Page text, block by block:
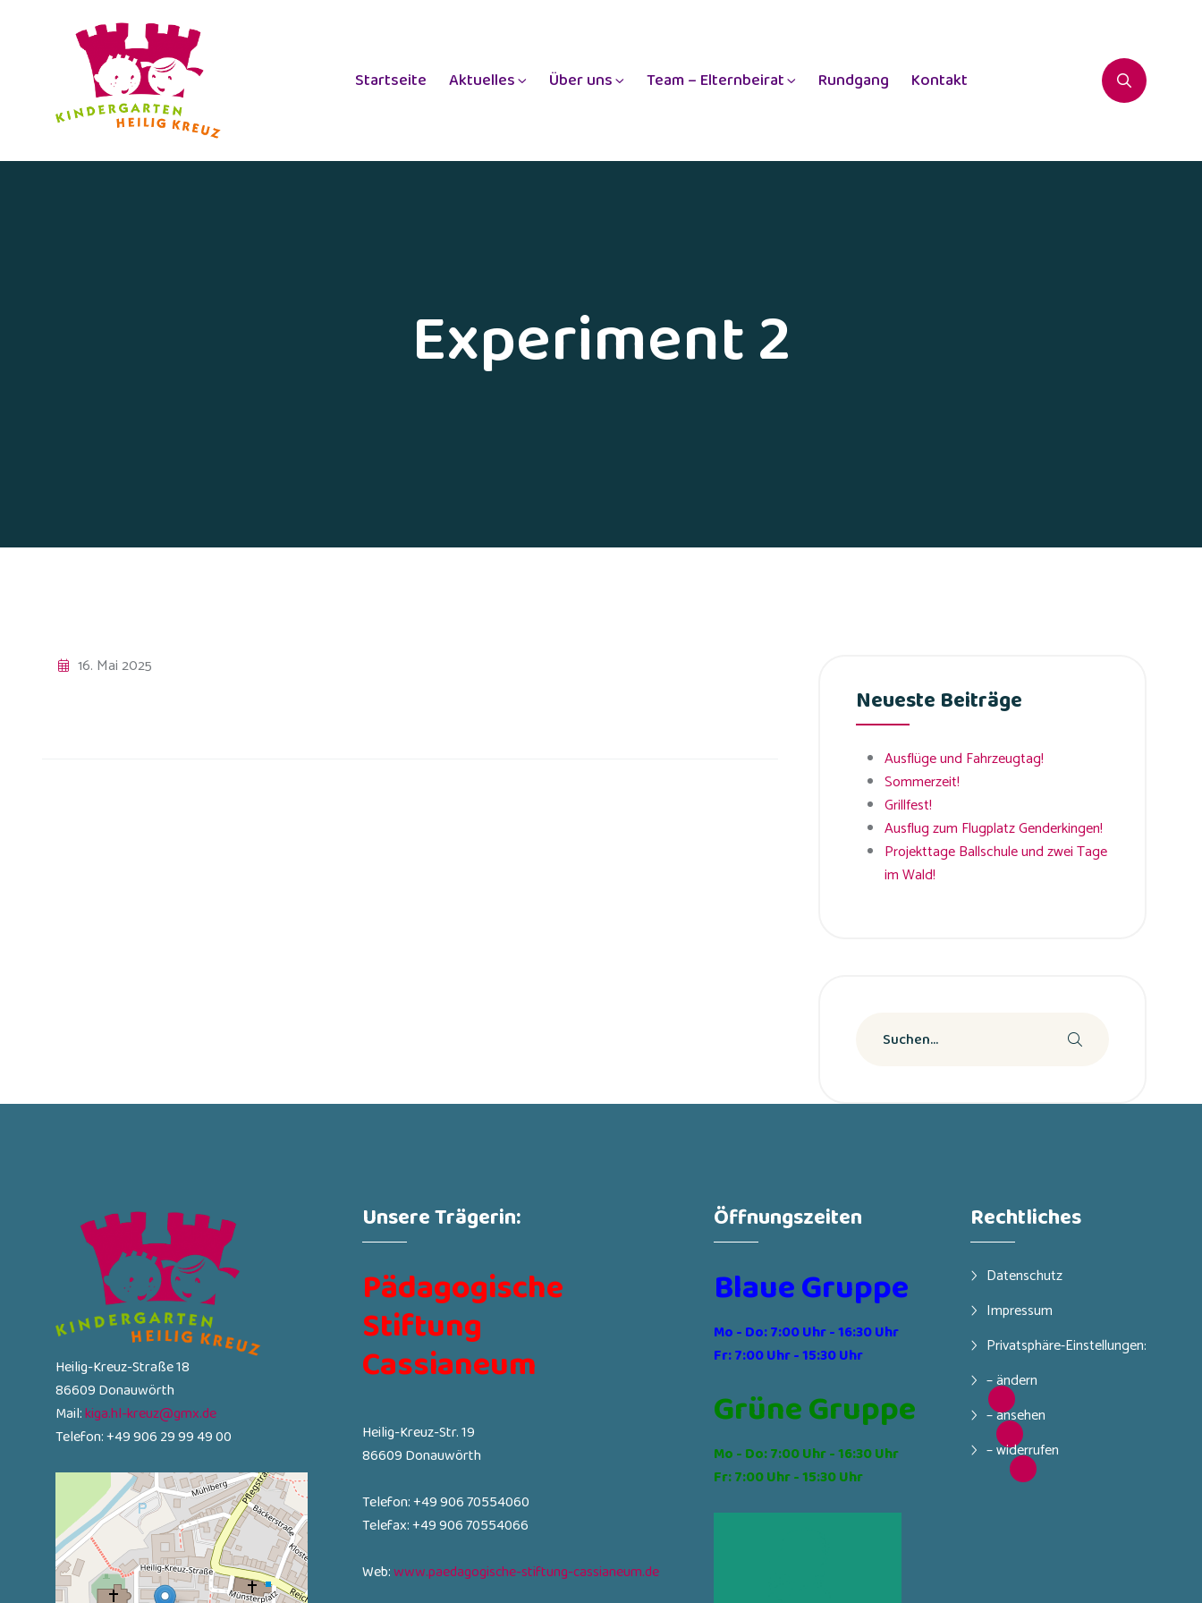
Startseite Aktuelles Über uns Team – Elternbeirat Rundgang Kontakt
Experiment 2
16. Mai 2025
Neueste Beiträge
Ausflüge und Fahrzeugtag!
Sommerzeit!
Grillfest!
Ausflug zum Flugplatz Genderkingen!
Projekttage Ballschule und zwei Tage
im Wald!
Heilig-Kreuz-Straße 18
86609 Donauwörth
Mail:kiga.hl-kreuz@gmx.de
Telefon: +49 906 29 99 49 00
Unsere Trägerin:
Pädagogische
Stiftung
Cassianeum
Heilig-Kreuz-Str. 19
86609 Donauwörth
Telefon: +49 906 70554060
Telefax: +49 906 70554066
Web:www.paedagogische-stiftung-cassianeum.de
Öffnungszeiten
Blaue Gruppe
Mo - Do: 7:00 Uhr - 16:30 Uhr
Fr: 7:00 Uhr - 15:30 Uhr
Grüne Gruppe
Mo - Do: 7:00 Uhr - 16:30 Uhr
Fr: 7:00 Uhr - 15:30 Uhr
Rechtliches
Datenschutz
Impressum
Privatsphäre-Einstellungen:
– ändern
– ansehen
– widerrufen